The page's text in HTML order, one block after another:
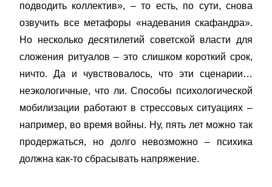
подводить коллектив», – то есть, по сути, снова
озвучить все метафоры «надевания скафандра».
Но несколько десятилетий советской власти для
сложения ритуалов – это слишком короткий срок,
ничто. Да и чувствовалось, что эти сценарии…
неэкологичные, что ли. Способы психологической
мобилизации работают в стрессовых ситуациях –
например, во время войны. Ну, пять лет можно так
продержаться, но долго невозможно – психика
должна как-то сбрасывать напряжение.